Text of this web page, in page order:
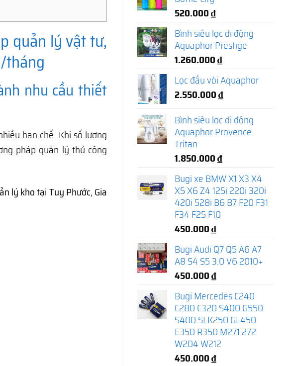
quản lý vật tư,
tháng
nhu cầu thiết
hạn chế. Khi số lượng
pháp quản lý thủ công
lý kho tại Tuy Phước, Gia
520.000₫
Bình siêu lọc di động
Aquaphor Prestige
1.260.000₫
Lọc đầu vòi Aquaphor
2.550.000₫
Bình siêu lọc di động
Aquaphor Provence
Tritan
1.850.000₫
Bugi xe BMW X1 X3 X4
X5 X6 Z4 125i 220i 320i
420i 528i B6 B7 F20 F31
F34 F25 F10
450.000₫
Bugi Audi Q7 Q5 A6 A7
A8 S4 S5 3.0 V6 2010+
450.000₫
Bugi Mercedes C240
C280 C320 S400 G550
S400 SLK250 GL450
E350 R350 M271 272
W204 W212
450.000₫